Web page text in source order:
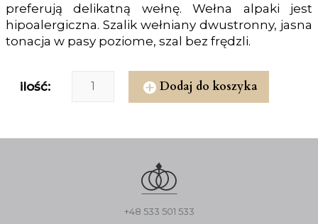
preferują delikatną wełnę. Wełna alpaki jest
hipoalergiczna. Szalik wełniany dwustronny, jasna
tonacja w pasy poziome, szal bez frędzli.
ilość: Dodaj do koszyka
+48 533 501 533